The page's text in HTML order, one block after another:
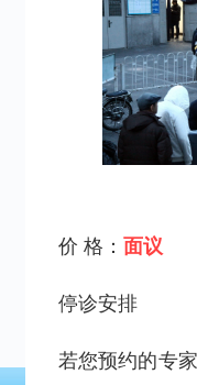
价 格： 面议
停诊安排
若您预约的专